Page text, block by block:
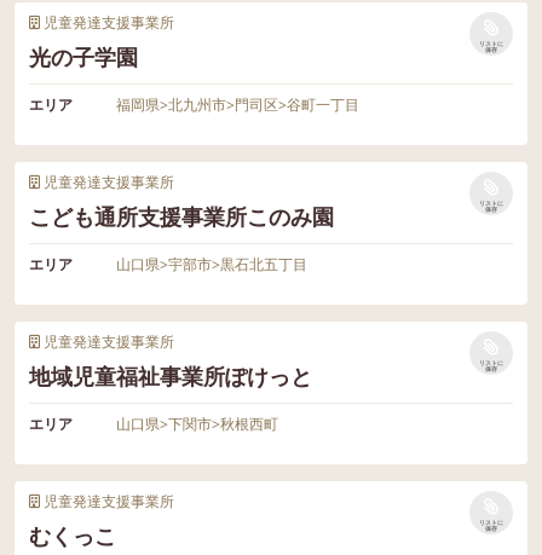
児童発達支援事業所
光の子学園
リストに
保存
エリア 福岡県>北九州市>門司区>谷町一丁目
児童発達支援事業所
こども通所支援事業所このみ園
リストに
保存
エリア 山口県>宇部市>黒石北五丁目
児童発達支援事業所
地域児童福祉事業所ぽけっと
リストに
保存
エリア 山口県>下関市>秋根西町
児童発達支援事業所
むくっこ
リストに
保存